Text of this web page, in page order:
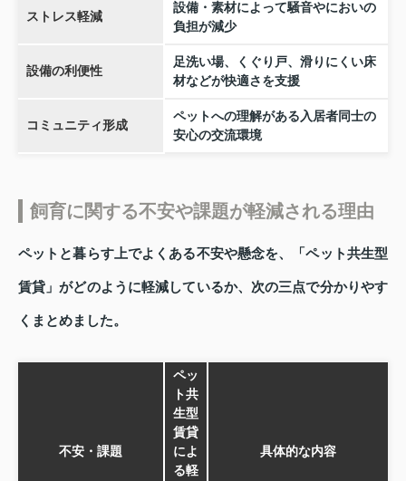
ストレス軽減
設備・素材によって騒音やにおいの
負担が減少
設備の利便性
足洗い場、くぐり戸、滑りにくい床
材などが快適さを支援
コミュニティ形成
ペットへの理解がある入居者同士の
安心の交流環境
飼育に関する不安や課題が軽減される理由
ペットと暮らす上でよくある不安や懸念を、「ペット共生型
賃貸」がどのように軽減しているか、次の三点で分かりやす
くまとめました。
不安・課題
ペッ
ト共
生型
賃貸
によ
る軽
具体的な内容